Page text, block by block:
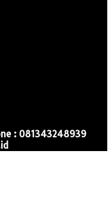
: 081343248939